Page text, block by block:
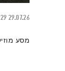
29.07.26
מסע